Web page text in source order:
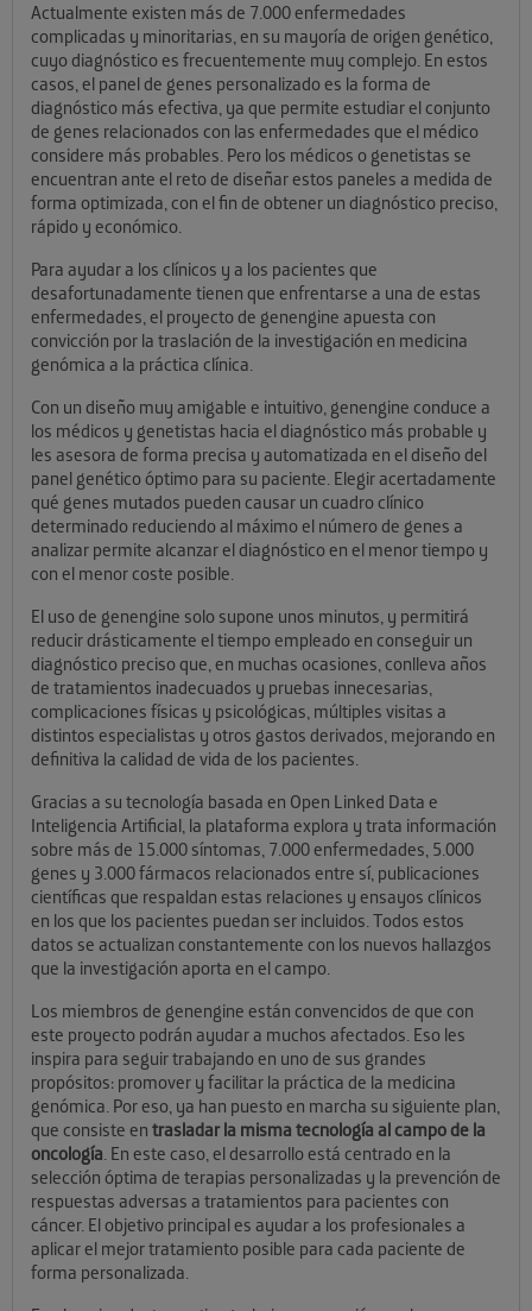
Actualmente existen más de 7.000 enfermedades
complicadas y minoritarias, en su mayoría de origen genético,
cuyo diagnóstico es frecuentemente muy complejo. En estos
casos,el panel de genes personalizado es la forma de
diagnóstico más efectiva, ya que permite estudiar el conjunto
de genes relacionados con las enfermedades que el médico
considere más probables. Pero los médicos o genetistas se
encuentran ante el reto de diseñar estos paneles a medida de
forma optimizada, con el fin de obtener un diagnóstico preciso,
rápido y económico.
Para ayudar a los clínicos y a los pacientes que
desafortunadamente tienen que enfrentarse a una de estas
enfermedades, el proyecto de genengine apuesta con
convicción por la traslación de la investigación en medicina
genómica a la práctica clínica.
Con un diseño muy amigable e intuitivo, genengine conduce a
los médicos y genetistas hacia el diagnóstico más probable y
les asesora de forma precisa y automatizada en el diseño del
panel genético óptimo para su paciente. Elegir acertadamente
qué genes mutados pueden causar un cuadro clínico
determinado reduciendo al máximo el número de genes a
analizar permite alcanzar el diagnóstico en el menor tiempo y
con el menor coste posible.
El uso de genengine solo supone unos minutos, y permitirá
reducir drásticamente el tiempo empleado en conseguir un
diagnóstico preciso que, en muchas ocasiones, conlleva años
de tratamientos inadecuados y pruebas innecesarias,
complicaciones físicas y psicológicas, múltiples visitas a
distintos especialistas y otros gastos derivados, mejorando en
definitiva la calidad de vida de los pacientes.
Gracias a su tecnología basada en Open Linked Data e
Inteligencia Artificial, la plataforma explora y trata información
sobre más de 15.000 síntomas, 7.000 enfermedades, 5.000
genes y 3.000 fármacos relacionados entre sí, publicaciones
científicas que respaldan estas relaciones y ensayos clínicos
en los que los pacientes puedan ser incluidos. Todos estos
datos se actualizan constantemente con los nuevos hallazgos
que la investigación aporta en el campo.
Los miembros de genengine están convencidos de que con
este proyecto podrán ayudar a muchos afectados. Eso les
inspira para seguir trabajando en uno de sus grandes
propósitos: promover y facilitar la práctica de la medicina
genómica. Por eso, ya han puesto en marcha su siguiente plan,
que consiste en trasladar la misma tecnología al campo de la
oncología. En este caso, el desarrollo está centrado en la
selección óptima de terapias personalizadas y la prevención de
respuestas adversas a tratamientos para pacientes con
cáncer. El objetivo principal es ayudar a los profesionales a
aplicar el mejor tratamiento posible para cada paciente de
forma personalizada.